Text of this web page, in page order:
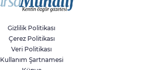
Gizlilik Politikası
Çerez Politikası
Veri Politikası
Kullanım Şartnamesi